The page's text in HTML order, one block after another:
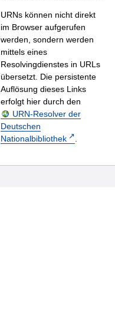
URNs können nicht direkt
im Browser aufgerufen
werden, sondern werden
mittels eines
Resolvingdienstes in URLs
übersetzt. Die persistente
Auflösung dieses Links
erfolgt hier durch den
URN-Resolver der
Deutschen
Nationalbibliothek
.